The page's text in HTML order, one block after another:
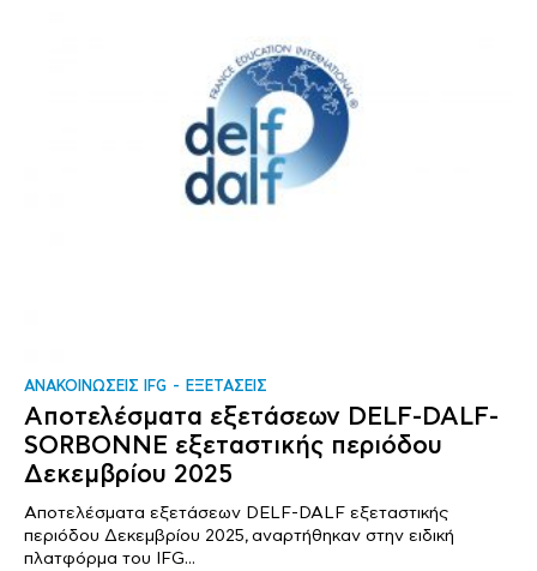
ΑΝΑΚΟΙΝΩΣΕΙΣ IFG ΕΞΕΤΑΣΕΙΣ
Αποτελέσματα εξετάσεων DELF-DALF-
SORBONNE εξεταστικής περιόδου
Δεκεμβρίου 2025
Αποτελέσματα εξετάσεων DELF-DALF εξεταστικής
περιόδου Δεκεμβρίου 2025, αναρτήθηκαν στην ειδική
πλατφόρμα του IFG...